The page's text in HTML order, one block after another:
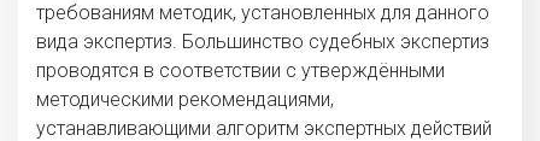
требованиям методик, установленных для данного
вида экспертиз. Большинство судебных экспертиз
проводятся в соответствии с утверждёнными
методическими рекомендациями,
устанавливающими алгоритм экспертных действий